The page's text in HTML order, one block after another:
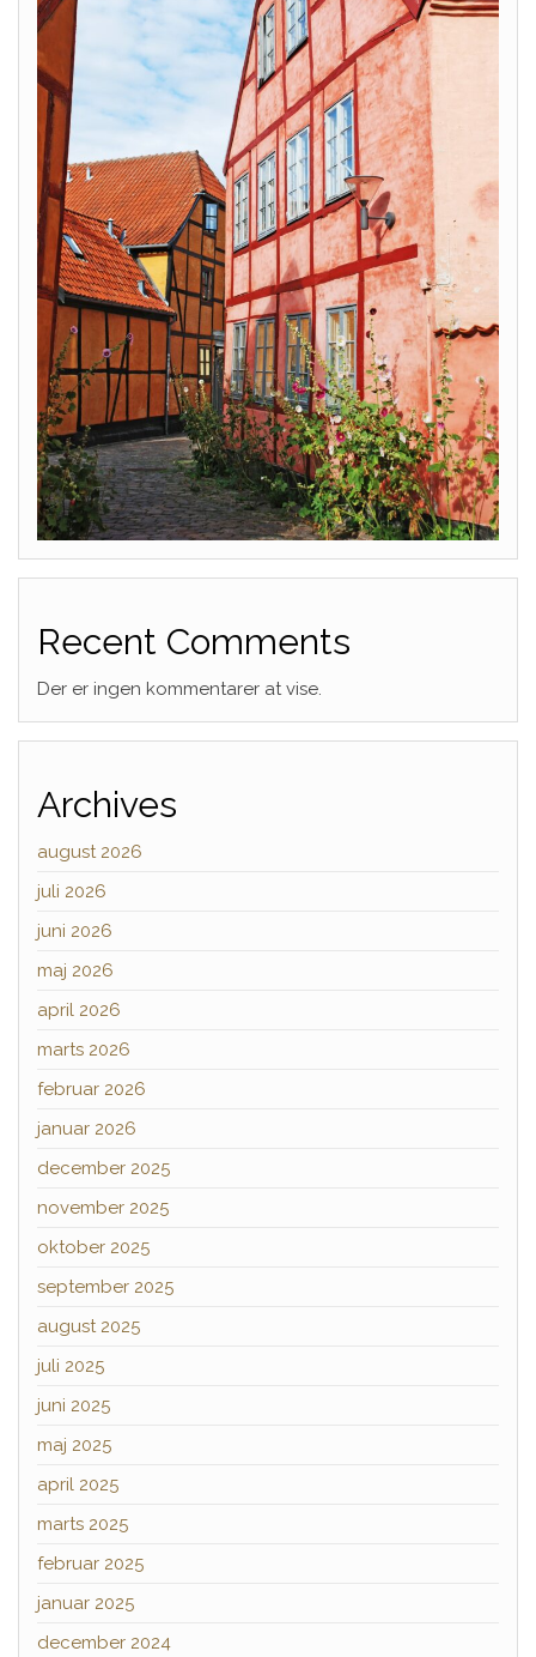
Recent Comments
Der er ingen kommentarer at vise.
Archives
august 2026
juli 2026
juni 2026
maj 2026
april 2026
marts 2026
februar 2026
januar 2026
december 2025
november 2025
oktober 2025
september 2025
august 2025
juli 2025
juni 2025
maj 2025
april 2025
marts 2025
februar 2025
januar 2025
december 2024